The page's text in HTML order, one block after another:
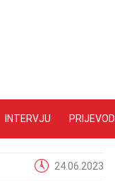
INTERVJU PRIJEVODI
24.06.2023